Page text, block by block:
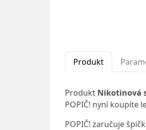
Produkt
Produkt Nikotinová
POPIČ! nyní koupíte
POPIČ! zaručuje